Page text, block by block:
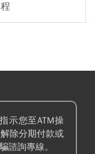
示您至ATM操
除分期付款或
諮詢專線。